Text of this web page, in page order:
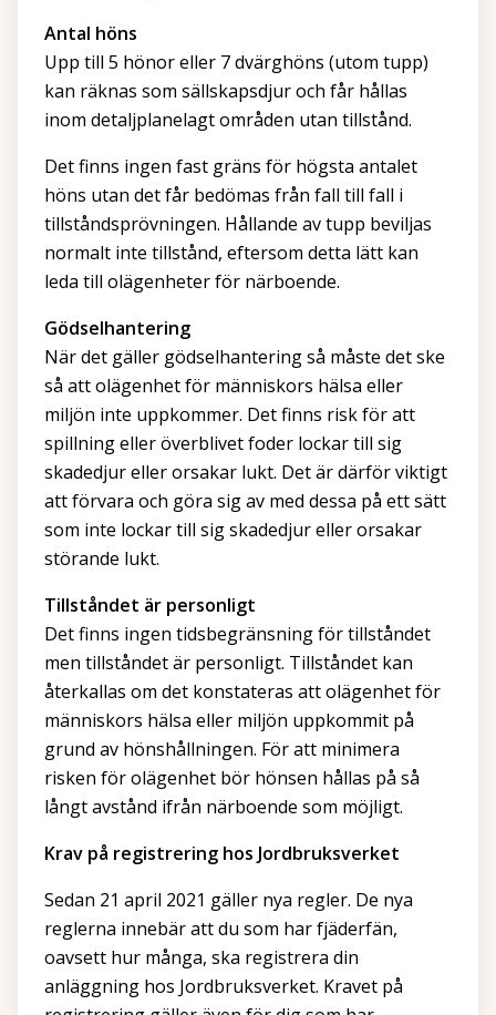
Antal höns
Upp till 5 hönor eller 7 dvärghöns (utom tupp)
kan räknas som sällskapsdjur och får hållas
inom detaljplanelagt områden utan tillstånd.
Det finns ingen fast gräns för högsta antalet
höns utan det får bedömas från fall till fall i
tillståndsprövningen. Hållande av tupp beviljas
normalt inte tillstånd, eftersom detta lätt kan
leda till olägenheter för närboende.
Gödselhantering
När det gäller gödselhantering så måste det ske
så att olägenhet för människors hälsa eller
miljön inte uppkommer. Det finns risk för att
spillning eller överblivet foder lockar till sig
skadedjur eller orsakar lukt. Det är därför viktigt
att förvara och göra sig av med dessa på ett sätt
som inte lockar till sig skadedjur eller orsakar
störande lukt.
Tillståndet är personligt
Det finns ingen tidsbegränsning för tillståndet
men tillståndet är personligt. Tillståndet kan
återkallas om det konstateras att olägenhet för
människors hälsa eller miljön uppkommit på
grund av hönshållningen. För att minimera
risken för olägenhet bör hönsen hållas på så
långt avstånd ifrån närboende som möjligt.
Krav på registrering hos Jordbruksverket
Sedan 21 april 2021 gäller nya regler. De nya
reglerna innebär att du som har fjäderfän,
oavsett hur många, ska registrera din
anläggning hos Jordbruksverket. Kravet på